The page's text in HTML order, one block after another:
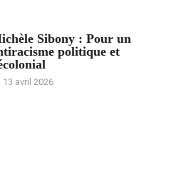
Sibony : Pour un
politique et
13 avril 2026